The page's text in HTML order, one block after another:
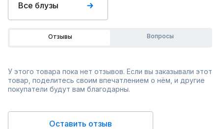
Все блузы
Отзывы Вопросы
У этого товара пока нет отзывов. Если вы заказывали этот
товар, поделитесь своим впечатлением о нём, и другие
покупатели будут вам благодарны.
Оставить отзыв